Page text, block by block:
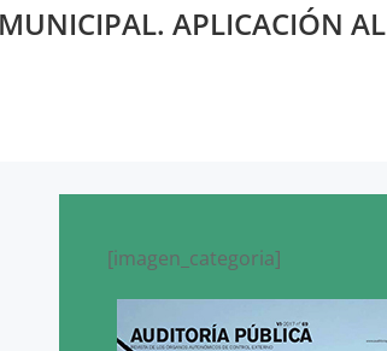
APLICACIÓN AL
[imagen_categoria]